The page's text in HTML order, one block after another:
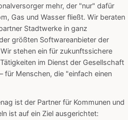
mehr, der "nur" dafür
Gas und Wasser fließt. Wir beraten
Stadtwerke in ganz
größten Softwareanbieter der
stehen ein für zukunftssichere
im Dienst der Gesellschaft
für Menschen, die "einfach einen
ist der Partner für Kommunen und
ist auf ein Ziel ausgerichtet: